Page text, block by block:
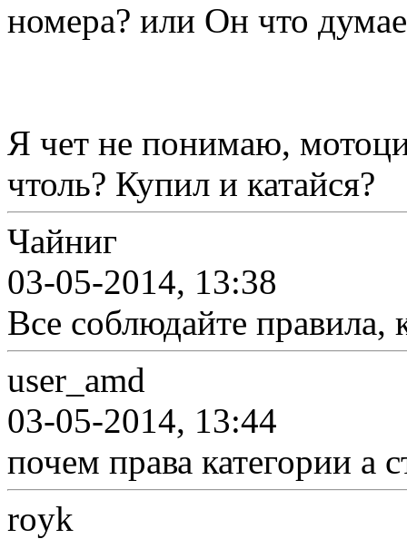
номера? или Он что
Я чет не понимаю,
чтоль? Купил и катайся?
Чайниг
03-05-2014, 13:38
Все соблюдайте правила,
user_amd
03-05-2014, 13:44
почем права категории а
royk